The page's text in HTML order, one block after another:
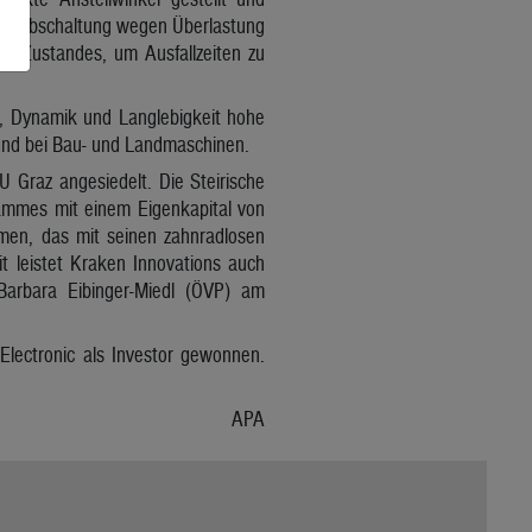
Abschaltung wegen Überlastung
Zustandes, um Ausfallzeiten zu
und Langlebigkeit hohe
bei Bau- und Landmaschinen.
Graz angesiedelt. Die Steirische
mit einem Eigenkapital von
das mit seinen zahnradlosen
leistet Kraken Innovations auch
Eibinger-Miedl (ÖVP) am
als Investor gewonnen.
APA